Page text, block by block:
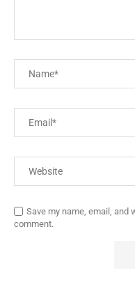
Save my name, email, and
comment.